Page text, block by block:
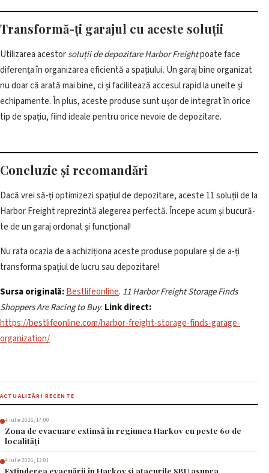
Transformă-ți garajul cu aceste soluții
Utilizarea acestorsoluții de depozitare Harbor Freightpoate face
diferența în organizarea eficientă a spațiului. Un garaj bine organizat
nu doar că arată mai bine, ci și facilitează accesul rapid la unelte și
echipamente. În plus, aceste produse sunt ușor de integrat în orice
tip de spațiu, fiind ideale pentru orice nevoie de depozitare.
Concluzie și recomandări
Dacă vrei să-ți optimizezi spațiul de depozitare, aceste 11 soluții de la
Harbor Freight reprezintă alegerea perfectă. Începe acum și bucură-
te de un garaj ordonat și funcțional!
Nu rata ocazia de a achiziționa aceste produse populare și de a-ți
transforma spațiul de lucru sau depozitare!
Sursa originală:Bestlifeonline. 11 Harbor Freight Storage Finds
Shoppers Are Racing to Buy. Link direct:
https://bestlifeonline.com/harbor-freight-storage-finds-garage-
organization/
ACTUALIZĂRI RECENTE
4 iulie 2026, 17:00
Zona de evacuare extinsă în regiunea Harkov cu peste 60 de
localități
4 iulie 2026, 12:01